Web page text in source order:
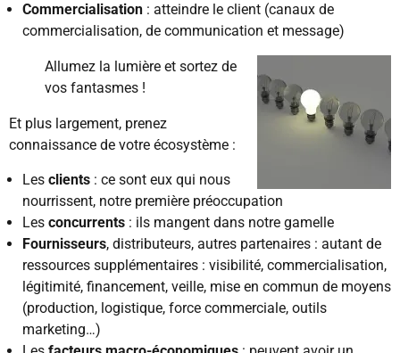
Commercialisation : atteindre le client (canaux de
commercialisation, de communication et message)
Allumez la lumière et sortez de
vos fantasmes !
Et plus largement, prenez
connaissance de votre écosystème :
Les clients : ce sont eux qui nous
nourrissent, notre première préoccupation
Les concurrents : ils mangent dans notre gamelle
Fournisseurs, distributeurs, autres partenaires : autant de
ressources supplémentaires : visibilité, commercialisation,
légitimité, financement, veille, mise en commun de moyens
(production, logistique, force commerciale, outils
marketing…)